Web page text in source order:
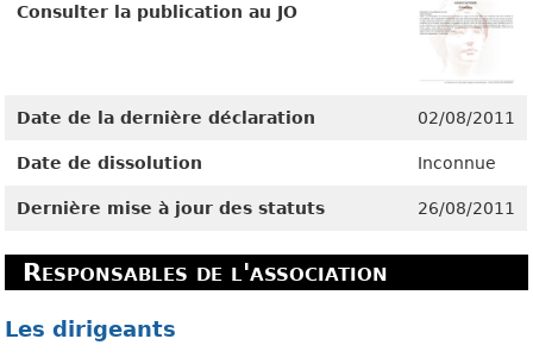
Consulter la publication au JO
Date de la dernière déclaration 02/08/2011
Date de dissolution Inconnue
Dernière mise à jour des statuts 26/08/2011
Responsables de l'association
Les dirigeants